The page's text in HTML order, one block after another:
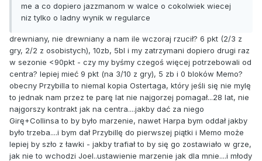
me a co dopiero jazzmanom w walce o cokolwiek wiecej
niz tylko o ladny wynik w regularce
drewniany, nie drewniany a nam ile wczoraj rzucił? 6 pkt (2/3 z
gry, 2/2 z osobistych), 10zb, 5bl i my zatrzymani dopiero drugi raz
w sezonie <90pkt - czy my byśmy czegoś więcej potrzebowali od
centra? lepiej mieć 9 pkt (na 3/10 z gry), 5 zb i 0 bloków Memo?
obecny Przybilla to niemal kopia Ostertaga, który jeśli się nie mylę
to jednak nam przez te parę lat nie najgorzej pomagał...28 lat, nie
najgorszy kontrakt jak na centra....jakby dać za niego
Girę+Collinsa to by było marzenie, nawet Harpa bym oddał jakby
było trzeba....i bym dał Przybillę do pierwszej piątki i Memo może
lepiej by szło z ławki - jakby trafiał to by się go zostawiało w grze,
jak nie to wchodzi Joel..ustawienie marzenie jak dla mnie....i młody